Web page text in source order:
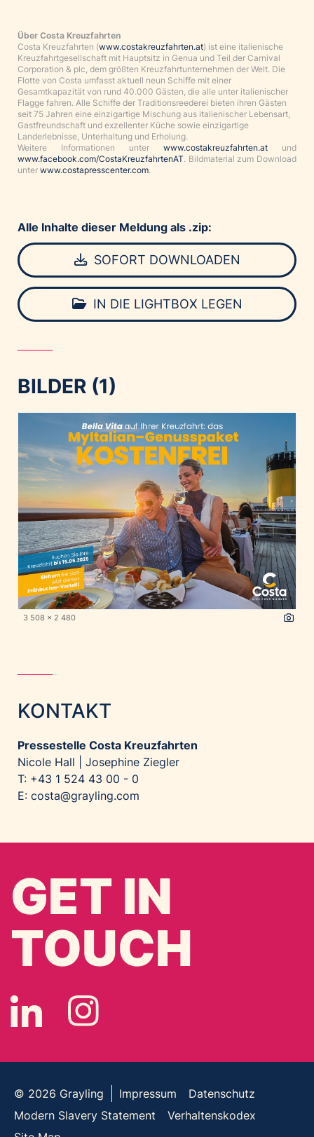
Über Costa Kreuzfahrten
Costa Kreuzfahrten (www.costakreuzfahrten.at) ist eine italienische
Kreuzfahrtgesellschaft mit Hauptsitz in Genua und Teil der Carnival
Corporation & plc, dem größten Kreuzfahrtunternehmen der Welt. Die
Flotte von Costa umfasst aktuell neun Schiffe mit einer
Gesamtkapazität von rund 40.000 Gästen, die alle unter italienischer
Flagge fahren. Alle Schiffe der Traditionsreederei bieten ihren Gästen
seit 75 Jahren eine einzigartige Mischung aus italienischer Lebensart,
Gastfreundschaft und exzellenter Küche sowie einzigartige
Landerlebnisse, Unterhaltung und Erholung.
Weitere Informationen unter www.costakreuzfahrten.at und
www.facebook.com/CostaKreuzfahrtenAT. Bildmaterial zum Download
unter www.costapresscenter.com.
Alle Inhalte dieser Meldung als .zip:
SOFORT DOWNLOADEN
IN DIE LIGHTBOX LEGEN
BILDER (1)
3 508 x 2 480
KONTAKT
Pressestelle Costa Kreuzfahrten
Nicole Hall | Josephine Ziegler
T: +43 1 524 43 00 - 0
E: costa@grayling.com
GET IN
TOUCH
© 2026 Grayling Impressum
Datenschutz
Modern Slavery Statement
Verhaltenskodex